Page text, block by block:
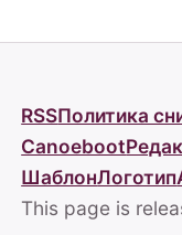
RSSПолитика
Canoeboot
ШаблонЛоготип
This page is